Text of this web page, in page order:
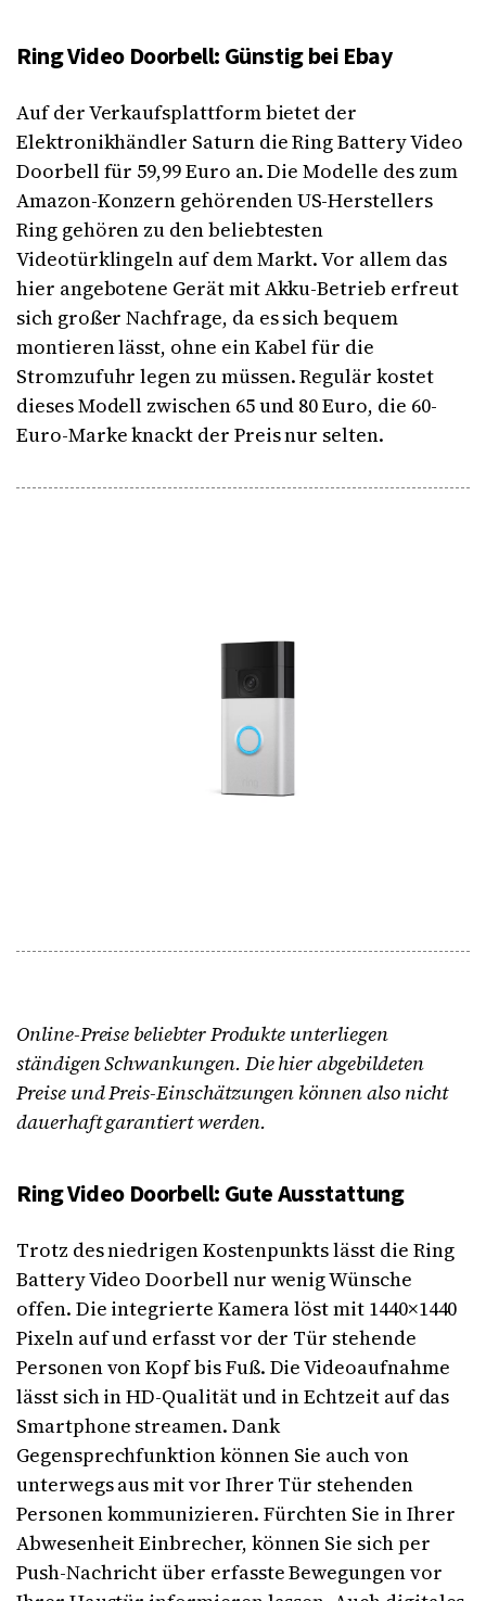
Ring Video Doorbell: Günstig bei Ebay
Auf der Verkaufsplattform bietet der
Elektronikhändler Saturn die Ring Battery Video
Doorbell für 59,99 Euro an. Die Modelle des zum
Amazon-Konzern gehörenden US-Herstellers
Ring gehören zu den beliebtesten
Videotürklingeln auf dem Markt. Vor allem das
hier angebotene Gerät mit Akku-Betrieb erfreut
sich großer Nachfrage, da es sich bequem
montieren lässt, ohne ein Kabel für die
Stromzufuhr legen zu müssen. Regulär kostet
dieses Modell zwischen 65 und 80 Euro, die 60-
Euro-Marke knackt der Preis nur selten.
Online-Preise beliebter Produkte unterliegen
ständigen Schwankungen. Die hier abgebildeten
Preise und Preis-Einschätzungen können also nicht
dauerhaft garantiert werden.
Ring Video Doorbell: Gute Ausstattung
Trotz des niedrigen Kostenpunkts lässt die Ring
Battery Video Doorbell nur wenig Wünsche
offen. Die integrierte Kamera löst mit 1440×1440
Pixeln auf und erfasst vor der Tür stehende
Personen von Kopf bis Fuß. Die Videoaufnahme
lässt sich in HD-Qualität und in Echtzeit auf das
Smartphone streamen. Dank
Gegensprechfunktion können Sie auch von
unterwegs aus mit vor Ihrer Tür stehenden
Personen kommunizieren. Fürchten Sie in Ihrer
Abwesenheit Einbrecher, können Sie sich per
Push-Nachricht über erfasste Bewegungen vor